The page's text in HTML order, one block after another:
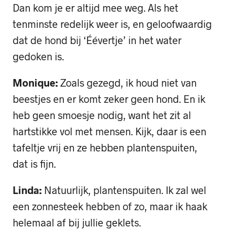
Dan kom je er altijd mee weg. Als het
tenminste redelijk weer is, en geloofwaardig
dat de hond bij ‘Éévertje’ in het water
gedoken is.
Monique: Zoals gezegd, ik houd niet van
beestjes en er komt zeker geen hond. En ik
heb geen smoesje nodig, want het zit al
hartstikke vol met mensen. Kijk, daar is een
tafeltje vrij en ze hebben plantenspuiten,
dat is fijn.
Linda: Natuurlijk, plantenspuiten. Ik zal wel
een zonnesteek hebben of zo, maar ik haak
helemaal af bij jullie geklets.